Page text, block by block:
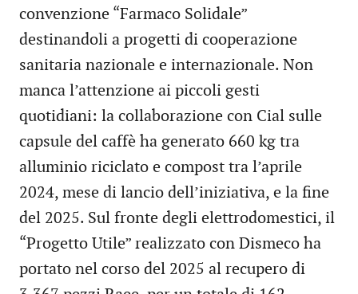
convenzione “Farmaco Solidale”
destinandoli a progetti di cooperazione
sanitaria nazionale e internazionale. Non
manca l’attenzione ai piccoli gesti
quotidiani: la collaborazione con Cial sulle
capsule del caffè ha generato 660 kg tra
alluminio riciclato e compost tra l’aprile
2024, mese di lancio dell’iniziativa, e la fine
del 2025. Sul fronte degli elettrodomestici, il
“Progetto Utile” realizzato con Dismeco ha
portato nel corso del 2025 al recupero di